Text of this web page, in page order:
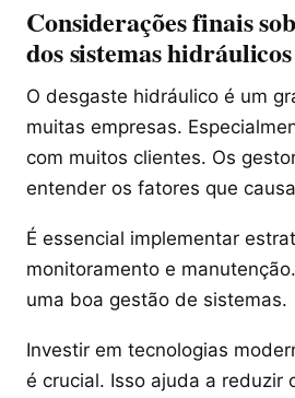
Considerações finais
dos sistemas hidráulicos
O desgaste hidráulico é um
muitas empresas.
com muitos clientes. Os
entender os fatores que
É essencial implementar
monitoramento e
uma boa gestão de sistemas.
Investir em tecnologias
é crucial. Isso ajuda a reduzir